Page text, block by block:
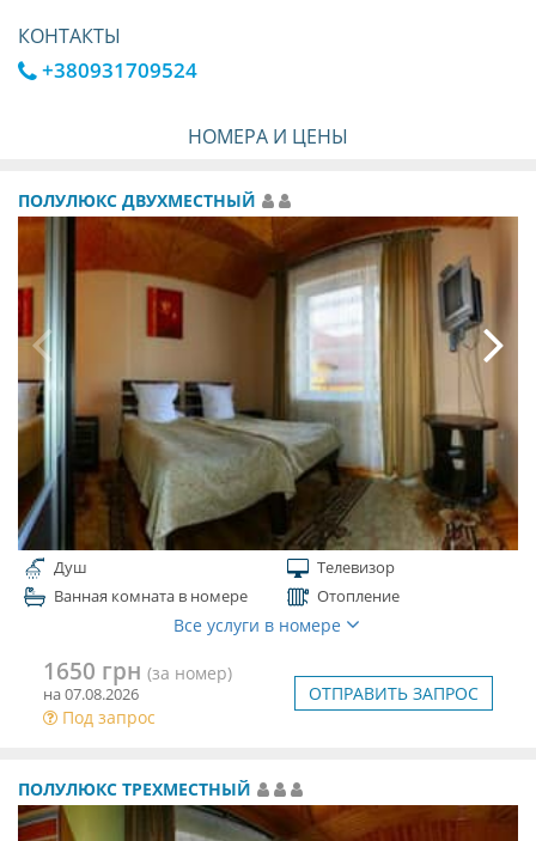
КОНТАКТЫ
+380931709524
НОМЕРА И ЦЕНЫ
ПОЛУЛЮКС ДВУХМЕСТНЫЙ
Душ
Телевизор
Ванная комната в номере
Отопление
Все услуги в номере
1650 грн (за номер)
на 07.08.2026
Под запрос
ОТПРАВИТЬ ЗАПРОС
ПОЛУЛЮКС ТРЕХМЕСТНЫЙ